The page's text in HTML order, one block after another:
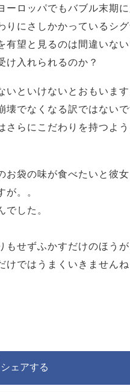
ーロッパでもバブル末期
りにさしかかっているシグ
有望と見るのは間違いな
け入れられるのか？
いといけないとおもいます
壊でなくなる訳ではないで
さらにこだわりを持つよ
お袋の味が食べたいと彼
が。。
でした。
もせずふかすだけのほうが
けではうまくいきませんね
シェアする